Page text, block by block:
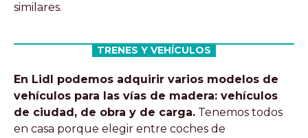
similares.
TRENES Y VEHÍCULOS
En Lidl podemos adquirir varios modelos de
vehículos para las vías de madera: vehículos
de ciudad, de obra y de carga. Tenemos todos
en casa porque elegir entre coches de